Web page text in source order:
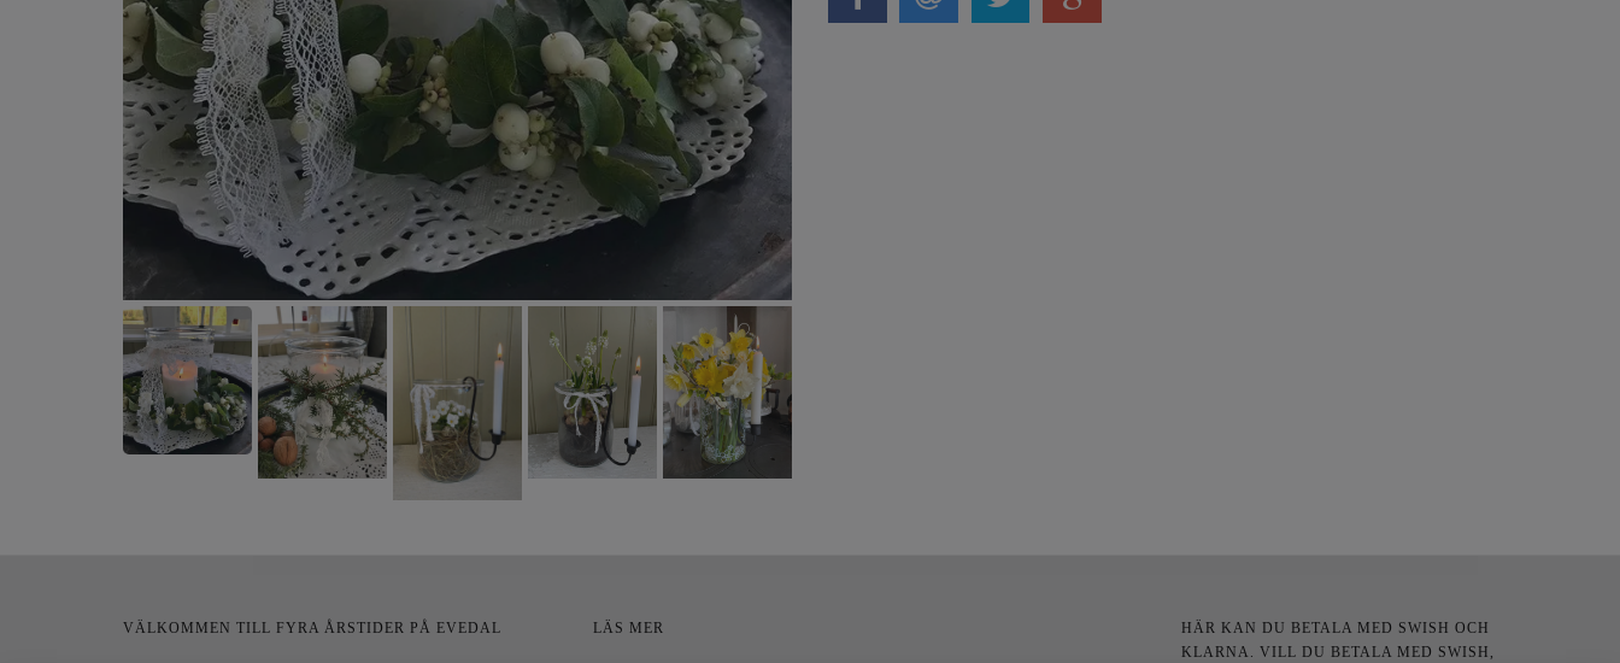
VÄLKOMMEN TILL FYRA ÅRSTIDER PÅ EVEDAL LÄS MER
HÄR KAN DU BETALA MED SWISH OCH
KLARNA. VILL DU BETALA MED SWISH,